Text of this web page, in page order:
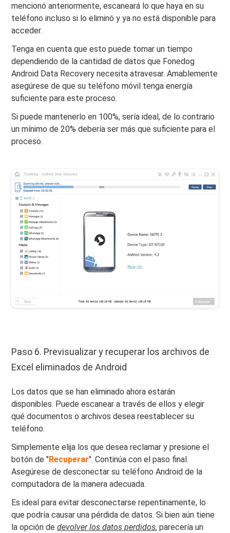
mencionó anteriormente, escaneará lo que haya en su
teléfono incluso si lo eliminó y ya no está disponible para
acceder.
Tenga en cuenta que esto puede tomar un tiempo
dependiendo de la cantidad de datos que Fonedog
Android Data Recovery necesita atravesar. Amablemente
asegúrese de que su teléfono móvil tenga energía
suficiente para este proceso.
Si puede mantenerlo en 100%, sería ideal, de lo contrario
un mínimo de 20% debería ser más que suficiente para el
proceso.
Paso 6. Previsualizar y recuperar los archivos de
Excel eliminados de Android
Los datos que se han eliminado ahora estarán
disponibles. Puede escanear a través de ellos y elegir
qué documentos o archivos desea reestablecer su
teléfono.
Simplemente elija los que desea reclamar y presione el
botón de "Recuperar". Continúa con el paso final.
Asegúrese de desconectar su teléfono Android de la
computadora de la manera adecuada.
Es ideal para evitar desconectarse repentinamente, lo
que podría causar una pérdida de datos. Si bien aún tiene
la opción dedevolver los datos perdidos, parecería un